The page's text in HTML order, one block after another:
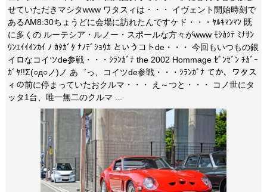
せていただきマシタwww ワタスィは・・・ イヴェント開始時刻で
あるAM8:30ちょうどに会場に訪れたんですケド・・・ﾔﾙｷﾏﾝﾏﾝ 既
に多くの ルーテシア・ルノー・スポールな方々がwww ﾓｼｶｼﾃ ﾐﾅｻﾝ
ｳﾝｴｲｲｲﾝｶｲ ﾉ ｶﾀｶﾞﾀ ﾅﾉﾃﾞｼｮｳｶ というコトde・・・ 今回もいつもの銀
イロなコイツde参戦・・・ｼﾗﾝｶﾞﾅ the 2002 Hommage ｾﾞﾝｾﾞﾝ ﾁｶﾞｰ
ｶﾞﾔ!!Σ(○д○ノ)ノ あ゛っ、コイツde参戦・・・ｼﾗﾝｶﾞﾅ てか、ワタス
ィの前に停まっていたおクルマ・・・ え～つと・・・ コノ世にタ
ッタ1台、唯一無二のクルマ ...